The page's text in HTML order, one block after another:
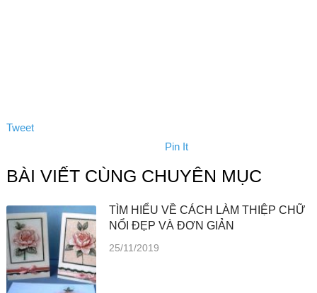
Tweet
Pin It
BÀI VIẾT CÙNG CHUYÊN MỤC
TÌM HIỂU VỀ CÁCH LÀM THIỆP CHỮ
NỔI ĐẸP VÀ ĐƠN GIẢN
25/11/2019